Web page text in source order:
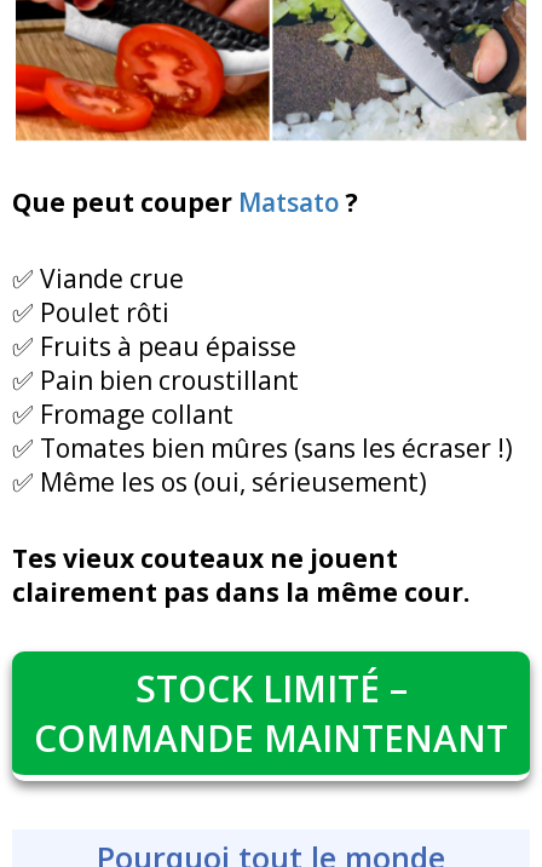
Que peut couper Matsato?
✅ Viande crue
✅ Poulet rôti
✅ Fruits à peau épaisse
✅ Pain bien croustillant
✅ Fromage collant
✅ Tomates bien mûres (sans les écraser !)
✅ Même les os (oui, sérieusement)
Tes vieux couteaux ne jouent
clairement pas dans la même cour.
STOCK LIMITÉ –
COMMANDE MAINTENANT
Pourquoi tout le monde